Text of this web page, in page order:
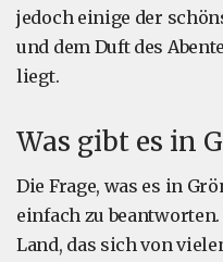
jedoch einige der
und dem Duft des
liegt.
Was gibt es in
Die Frage, was es in
einfach zu
Land, das sich von